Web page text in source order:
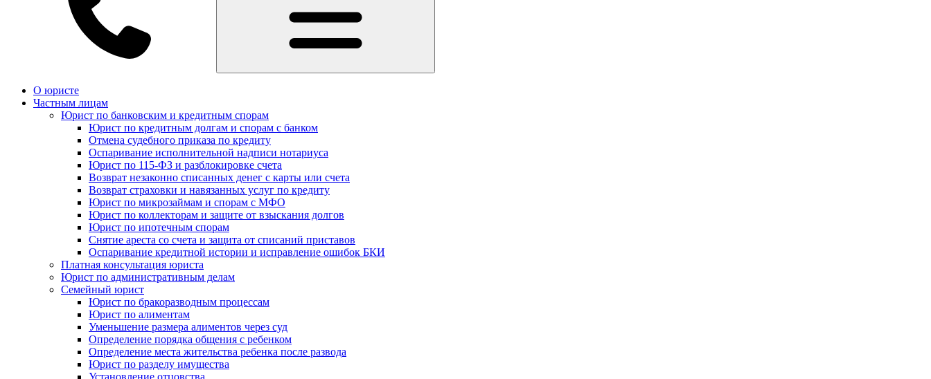
О юристе
Частным лицам
Юрист по банковским и кредитным спорам
Юрист по кредитным долгам и спорам с банком
Отмена судебного приказа по кредиту
Оспаривание исполнительной надписи нотариуса
Юрист по 115-ФЗ и разблокировке счета
Возврат незаконно списанных денег с карты или счета
Возврат страховки и навязанных услуг по кредиту
Юрист по микрозаймам и спорам с МФО
Юрист по коллекторам и защите от взыскания долгов
Юрист по ипотечным спорам
Снятие ареста со счета и защита от списаний приставов
Оспаривание кредитной истории и исправление ошибок БКИ
Платная консультация юриста
Юрист по административным делам
Семейный юрист
Юрист по бракоразводным процессам
Юрист по алиментам
Уменьшение размера алиментов через суд
Определение порядка общения с ребенком
Определение места жительства ребенка после развода
Юрист по разделу имущества
Установление отцовства